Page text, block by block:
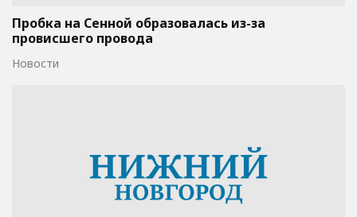
Пробка на Сенной образовалась из-за
провисшего провода
Новости